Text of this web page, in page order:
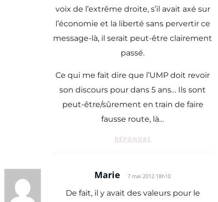
voix de l’extrême droite, s’il avait axé sur
l’économie et la liberté sans pervertir ce
message-là, il serait peut-être clairement
passé.
Ce qui me fait dire que l’UMP doit revoir
son discours pour dans 5 ans… Ils sont
peut-être/sûrement en train de faire
fausse route, là…
RÉPONDRE
Marie 7 mai 2012 18h10
De fait, il y avait des valeurs pour le